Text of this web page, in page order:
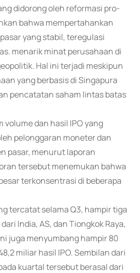
didorong oleh reformasi pro-
bahwa mempertahankan
yang stabil, teregulasi
menarik minat perusahaan di
Hal ini terjadi meskipun
yang berbasis di Singapura
pencatatan saham lintas batas
volume dan hasil IPO yang
pelonggaran moneter dan
pasar, menurut laporan
tersebut menemukan bahwa
terkonsentrasi di beberapa
tercatat selama Q3, hampir tiga
India, AS, dan Tiongkok Raya,
juga menyumbang hampir 80
miliar hasil IPO. Sembilan dari
kuartal tersebut berasal dari